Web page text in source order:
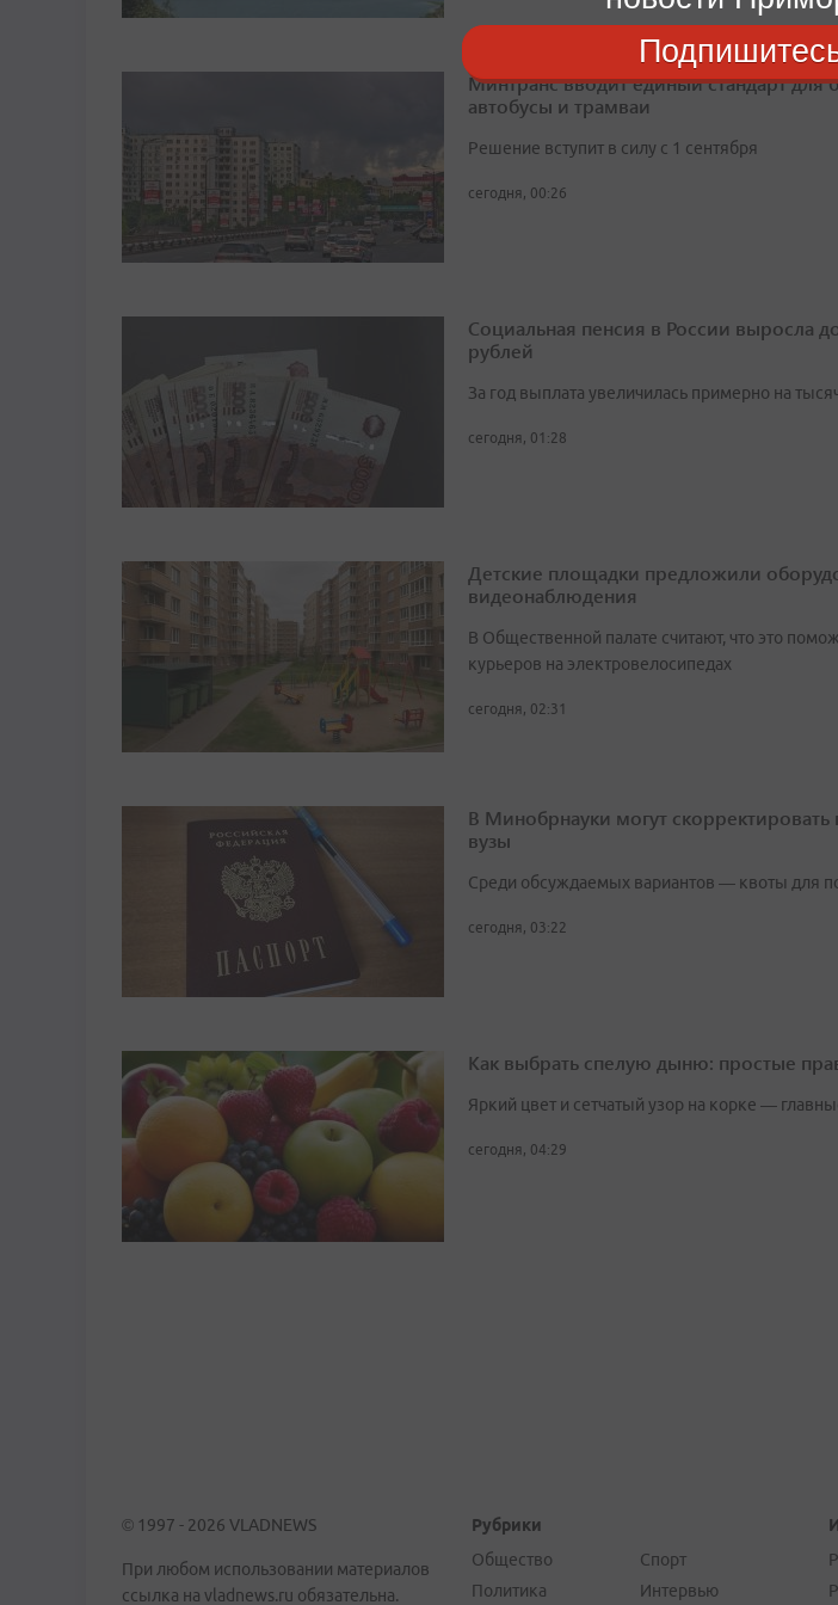
Минтранс вводит единый стандарт для
автобусы и трамваи
Решение вступит в силу с 1 сентября
сегодня, 00:26
Социальная пенсия в России выросла
рублей
За год выплата увеличилась примерно на
сегодня, 01:28
Детские площадки предложили
видеонаблюдения
В Общественной палате считают, что это
курьеров на электровелосипедах
сегодня, 02:31
В Минобрнауки могут
вузы
Среди обсуждаемых вариантов — квоты для
сегодня, 03:22
Как выбрать спелую дыню: простые
Яркий цвет и сетчатый узор на корке —
сегодня, 04:29
© 1997 - 2026 VLADNEWS
При любом использовании материалов
ссылка на vladnews.ru обязательна.
Рубрики
Общество
Политика
Спорт
Интервью